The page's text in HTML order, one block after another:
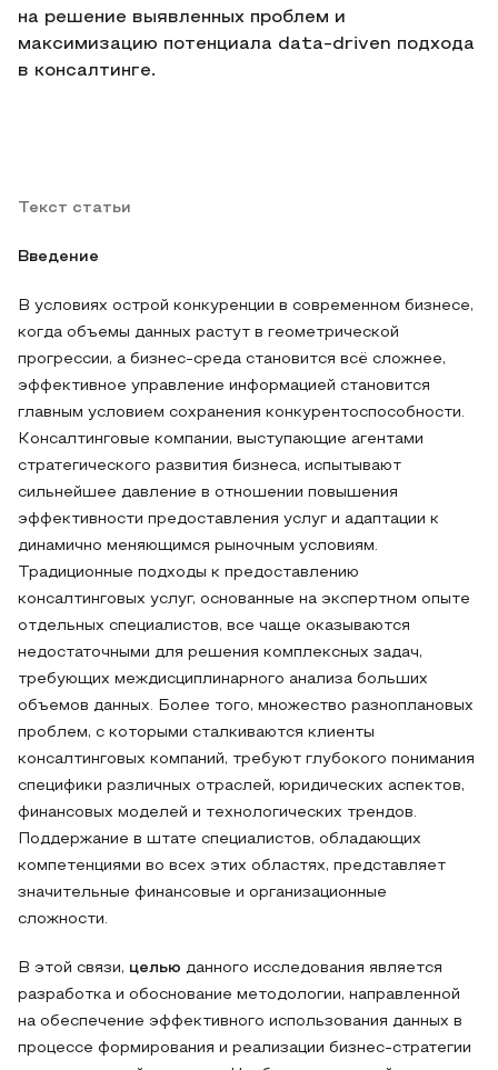
на решение выявленных проблем и
максимизацию потенциала data-driven подхода
в консалтинге.
Текст статьи
Введение
В условиях острой конкуренции в современном бизнесе,
когда объемы данных растут в геометрической
прогрессии, а бизнес-среда становится всё сложнее,
эффективное управление информацией становится
главным условием сохранения конкурентоспособности.
Консалтинговые компании, выступающие агентами
стратегического развития бизнеса, испытывают
сильнейшее давление в отношении повышения
эффективности предоставления услуг и адаптации к
динамично меняющимся рыночным условиям.
Традиционные подходы к предоставлению
консалтинговых услуг, основанные на экспертном опыте
отдельных специалистов, все чаще оказываются
недостаточными для решения комплексных задач,
требующих междисциплинарного анализа больших
объемов данных. Более того, множество разноплановых
проблем, с которыми сталкиваются клиенты
консалтинговых компаний, требуют глубокого понимания
специфики различных отраслей, юридических аспектов,
финансовых моделей и технологических трендов.
Поддержание в штате специалистов, обладающих
компетенциями во всех этих областях, представляет
значительные финансовые и организационные
сложности.
В этой связи, целью данного исследования является
разработка и обоснование методологии, направленной
на обеспечение эффективного использования данных в
процессе формирования и реализации бизнес-стратегии